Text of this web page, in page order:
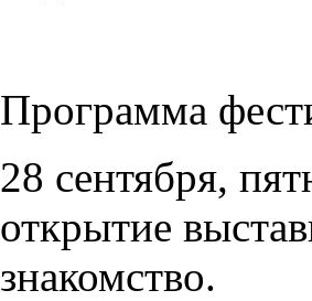
Программа
28 сентября,
открытие
знакомство.